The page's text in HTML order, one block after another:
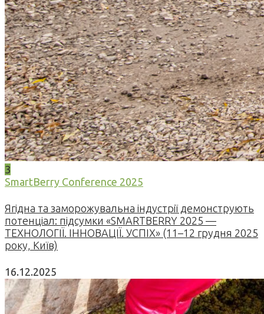
3
SmartBerry Conference 2025
Ягідна та заморожувальна індустрії демонструють
потенціал: підсумки «SMARTBERRY 2025 —
ТЕХНОЛОГІЇ. ІННОВАЦІЇ. УСПІХ» (11–12 грудня 2025
року, Київ)
16.12.2025